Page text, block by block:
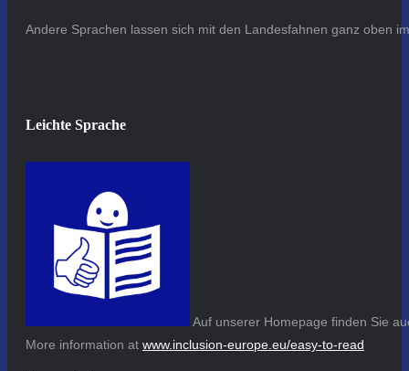
Andere Sprachen lassen sich mit den Landesfahnen ganz oben
Leichte Sprache
Auf unserer Homepage finden Sie
More information at www.inclusion-europe.eu/easy-to-read